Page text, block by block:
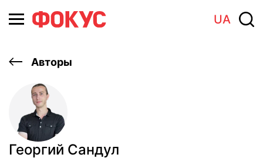
UA
Авторы
Георгий Сандул